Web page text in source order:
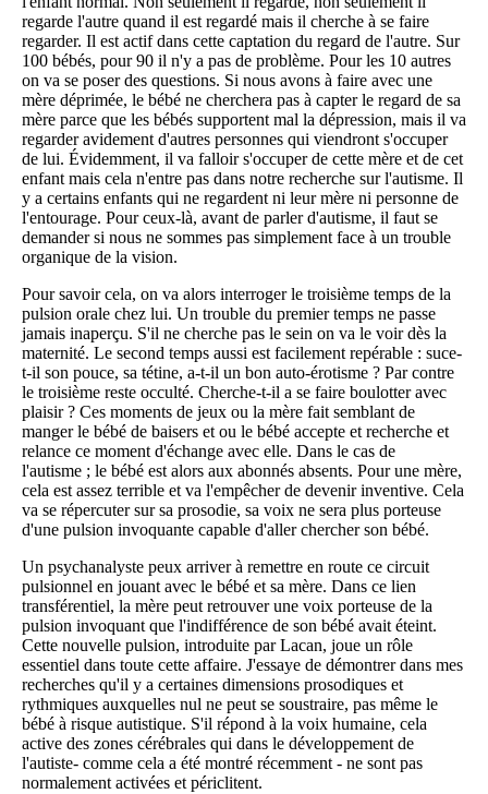
regarde l'autre quand il est regardé mais il cherche à se faire
regarder. Il est actif dans cette captation du regard de l'autre. Sur
100 bébés, pour 90 il n'y a pas de problème. Pour les 10 autres
on va se poser des questions. Si nous avons à faire avec une
mère déprimée, le bébé ne cherchera pas à capter le regard de sa
mère parce que les bébés supportent mal la dépression, mais il va
regarder avidement d'autres personnes qui viendront s'occuper
de lui. Évidemment, il va falloir s'occuper de cette mère et de cet
enfant mais cela n'entre pas dans notre recherche sur l'autisme. Il
y a certains enfants qui ne regardent ni leur mère ni personne de
l'entourage. Pour ceux-là, avant de parler d'autisme, il faut se
demander si nous ne sommes pas simplement face à un trouble
organique de la vision.
Pour savoir cela, on va alors interroger le troisième temps de la
pulsion orale chez lui. Un trouble du premier temps ne passe
jamais inaperçu. S'il ne cherche pas le sein on va le voir dès la
maternité. Le second temps aussi est facilement repérable : suce-
t-il son pouce, sa tétine, a-t-il un bon auto-érotisme ? Par contre
le troisième reste occulté. Cherche-t-il a se faire boulotter avec
plaisir ? Ces moments de jeux ou la mère fait semblant de
manger le bébé de baisers et ou le bébé accepte et recherche et
relance ce moment d'échange avec elle. Dans le cas de
l'autisme ; le bébé est alors aux abonnés absents. Pour une mère,
cela est assez terrible et va l'empêcher de devenir inventive. Cela
va se répercuter sur sa prosodie, sa voix ne sera plus porteuse
d'une pulsion invoquante capable d'aller chercher son bébé.
Un psychanalyste peux arriver à remettre en route ce circuit
pulsionnel en jouant avec le bébé et sa mère. Dans ce lien
transférentiel, la mère peut retrouver une voix porteuse de la
pulsion invoquant que l'indifférence de son bébé avait éteint.
Cette nouvelle pulsion, introduite par Lacan, joue un rôle
essentiel dans toute cette affaire. J'essaye de démontrer dans mes
recherches qu'il y a certaines dimensions prosodiques et
rythmiques auxquelles nul ne peut se soustraire, pas même le
bébé à risque autistique. S'il répond à la voix humaine, cela
active des zones cérébrales qui dans le développement de
l'autiste- comme cela a été montré récemment - ne sont pas
normalement activées et périclitent.